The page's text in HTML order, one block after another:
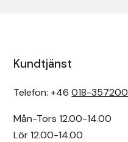
Kundtjänst
Telefon: +46018-357200
Mån-Tors 12.00-14.00
Lör 12.00-14.00
IceTack